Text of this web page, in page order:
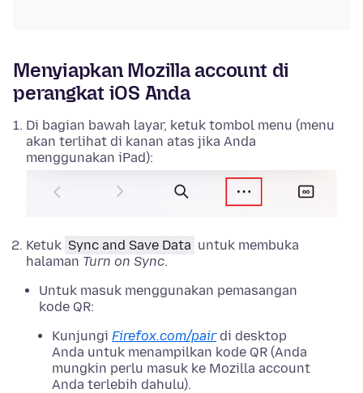
Menyiapkan Mozilla account di
perangkat iOS Anda
Di bagian bawah layar, ketuk tombol menu (menu
akan terlihat di kanan atas jika Anda
menggunakan iPad):
Ketuk Sync and Save Data untuk membuka
halaman Turn on Sync.
Untuk masuk menggunakan pemasangan
kode QR:
Kunjungi Firefox.com/pairdi desktop
Anda untuk menampilkan kode QR (Anda
mungkin perlu masuk ke Mozilla account
Anda terlebih dahulu).